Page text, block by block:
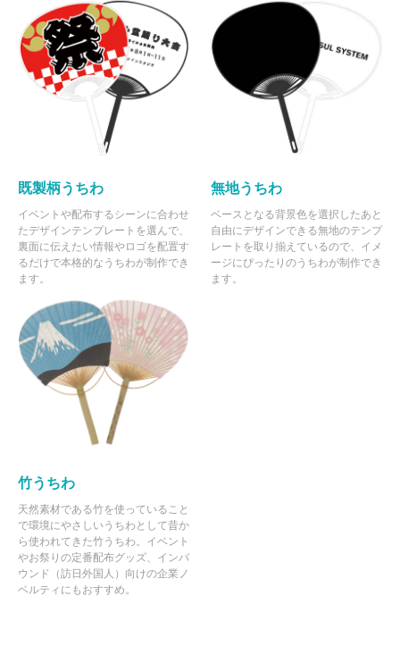
既製柄うちわ
イベントや配布するシーンに合わせ
たデザインテンプレートを選んで、
裏面に伝えたい情報やロゴを配置す
るだけで本格的なうちわが制作でき
ます。
無地うちわ
ベースとなる背景色を選択したあと
自由にデザインできる無地のテンプ
レートを取り揃えているので、イメ
ージにぴったりのうちわが制作でき
ます。
竹うちわ
天然素材である竹を使っていること
で環境にやさしいうちわとして昔か
ら使われてきた竹うちわ。イベント
やお祭りの定番配布グッズ、インバ
ウンド（訪日外国人）向けの企業ノ
ベルティにもおすすめ。